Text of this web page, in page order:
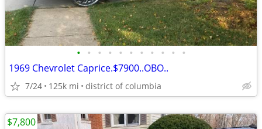
• • • • • • • • • • •
1969 Chevrolet Caprice.$7900..OBO..
7/24 125k mi district of columbia
$7,800